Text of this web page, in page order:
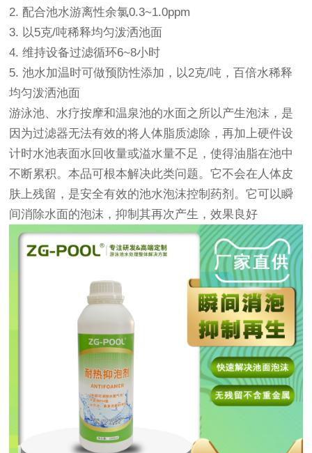
2. 配合池水游离性余氯0.3~1.0ppm
3. 以5克/吨稀释均匀泼洒池面
4. 维持设备过滤循环6~8小时
5. 池水加温时可做预防性添加，以2克/吨，百倍水稀释
均匀泼洒池面
游泳池、水疗按摩和温泉池的水面之所以产生泡沫，是
因为过滤器无法有效的将人体脂质滤除，再加上硬件设
计时水池表面水回收量或溢水量不足，使得油脂在池中
不断累积。本品可根本解决此类问题。它不会在人体皮
肤上残留，是安全有效的池水泡沫控制药剂。它可以瞬
间消除水面的泡沫，抑制其再次产生，效果良好